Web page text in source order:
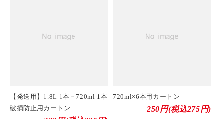
【発送用】1.8L 1本＋720ml 1本
破損防止用カートン
720ml×6本用カートン
250円(税込275円)